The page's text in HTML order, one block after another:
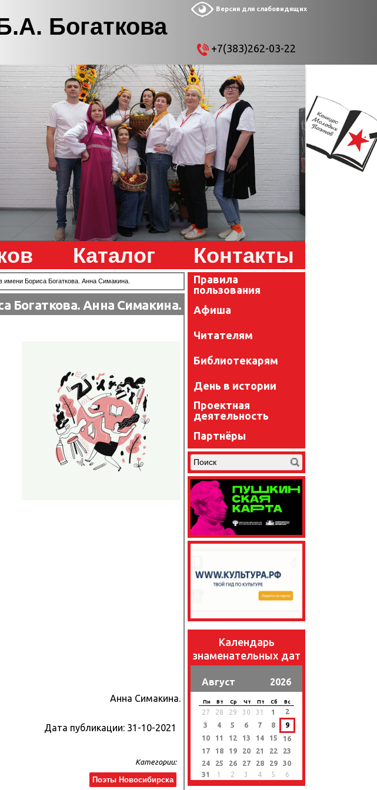
Богаткова
Версия для слабовидящих
+7(383)262-03-22
Каталог Контакты
Бориса Богаткова. Анна Симакина.
Богаткова. Анна Симакина.
Анна Симакина.
Дата публикации: 31-10-2021
Категории:
Поэты Новосибирска
Правила
пользования
Афиша
Читателям
Библиотекарям
День в истории
Проектная
деятельность
Партнёры
Календарь
знаменательных дат
Август 2026
Пн Вт Ср Чт Пт Сб Вс
27 28 29 30 31 1
2
3
4 5 6 7 8
9
10
11 12 13 14 15
16
17
18 19 20 21 22
23
24
25 26 27 28 29
30
31
1 2 3 4 5 6